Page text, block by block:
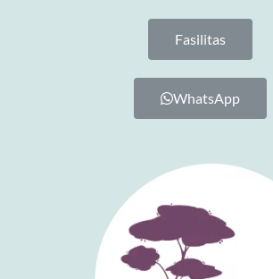
Fasilitas
WhatsApp